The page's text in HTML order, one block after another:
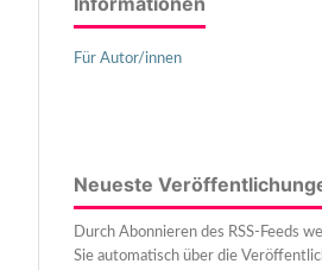
Für Autor/innen
Neueste
Durch Abonnieren des RSS-Feeds
Sie automatisch über die